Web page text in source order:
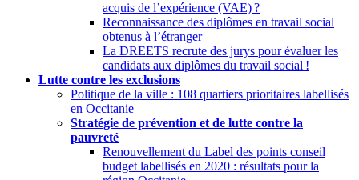
acquis de l’expérience (VAE)?
Reconnaissance des diplômes en travail social
obtenus à l’étranger
La DREETS recrute des jurys pour évaluer les
candidats aux diplômes du travail social !
Lutte contre les exclusions
Politique de la ville : 108 quartiers prioritaires labellisés
en Occitanie
Stratégie de prévention et de lutte contre la
pauvreté
Renouvellement du Label des points conseil
budget labellisés en 2020 : résultats pour la